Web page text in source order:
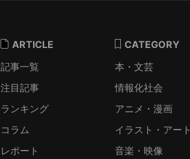
ARTICLE
記事一覧
注目記事
ランキング
コラム
レポート
CATEGORY
本・文芸
情報化社会
アニメ・漫画
イラスト・アート
音楽・映像